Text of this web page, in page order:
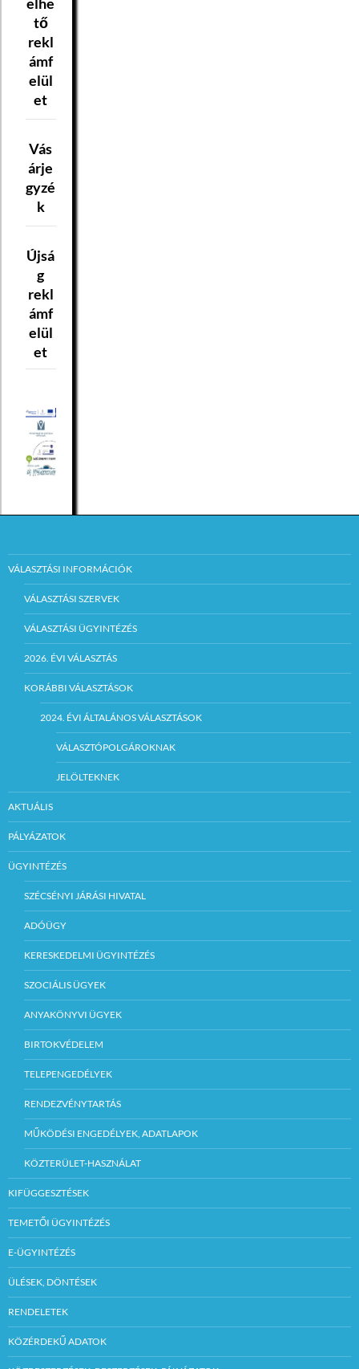
tő
rekl
ámf
elül
et
Vás
árje
gyzé
k
Újsá
g
rekl
ámf
elül
et
VÁLASZTÁSI INFORMÁCIÓK
VÁLASZTÁSI SZERVEK
VÁLASZTÁSI ÜGYINTÉZÉS
2026. ÉVI VÁLASZTÁS
KORÁBBI VÁLASZTÁSOK
2024. ÉVI ÁLTALÁNOS VÁLASZTÁSOK
VÁLASZTÓPOLGÁROKNAK
JELÖLTEKNEK
AKTUÁLIS
PÁLYÁZATOK
ÜGYINTÉZÉS
SZÉCSÉNYI JÁRÁSI HIVATAL
ADÓÜGY
KERESKEDELMI ÜGYINTÉZÉS
SZOCIÁLIS ÜGYEK
ANYAKÖNYVI ÜGYEK
BIRTOKVÉDELEM
TELEPENGEDÉLYEK
RENDEZVÉNYTARTÁS
MŰKÖDÉSI ENGEDÉLYEK, ADATLAPOK
KÖZTERÜLET-HASZNÁLAT
KIFÜGGESZTÉSEK
TEMETŐI ÜGYINTÉZÉS
E-ÜGYINTÉZÉS
ÜLÉSEK, DÖNTÉSEK
RENDELETEK
KÖZÉRDEKŰ ADATOK